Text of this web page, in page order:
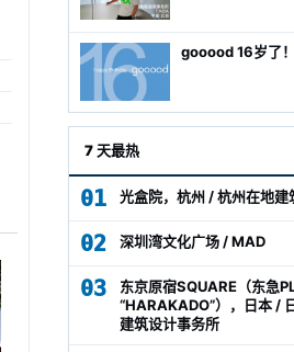
gooood 16岁了！
7 天最热
01 光盒院，杭州 / 杭州在地建
02 深圳湾文化广场 / MAD
03
东京原宿SQUARE（东急
“HARAKADO”），日本 /
建筑设计事务所